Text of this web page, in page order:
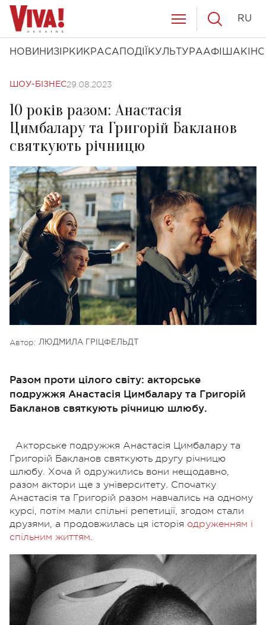
НОВИНИ ЗІРКИ КРАСА ПОДІЇ КУЛЬТУРААФІША КІНО
RU
ШОУ-БІЗНЕС29.08.2023
10 років разом: Анастасія
Цимбалару та Григорій Бакланов
святкують річницю
Автор: ЛЮДМИЛА ГРІЦФЕЛЬДТ
Разом проти цілого світу: акторське
подружжя Анастасія Цимбалару та Григорій
Бакланов святкують річницю шлюбу.
Акторське подружжя Анастасія Цимбалару та
Григорій Бакланов святкують другу річницю
шлюбу. Хоча й одружились вони нещодавно,
разом актори ще з університету. Спочатку
Анастасія та Григорій разом навчались на одному
курсі, потім мали спільні репетиції, згодом стали
друзями, а продовжилась ця історія одруженням і
спільним життям.